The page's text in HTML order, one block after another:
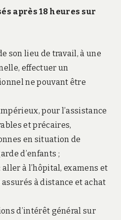
après 18 heures sur
son lieu de travail, à une
effectuer un
ne pouvant être
pour l’assistance
et précaires,
en situation de
d’enfants ;
à l’hôpital, examens et
à distance et achat
d’intérêt général sur